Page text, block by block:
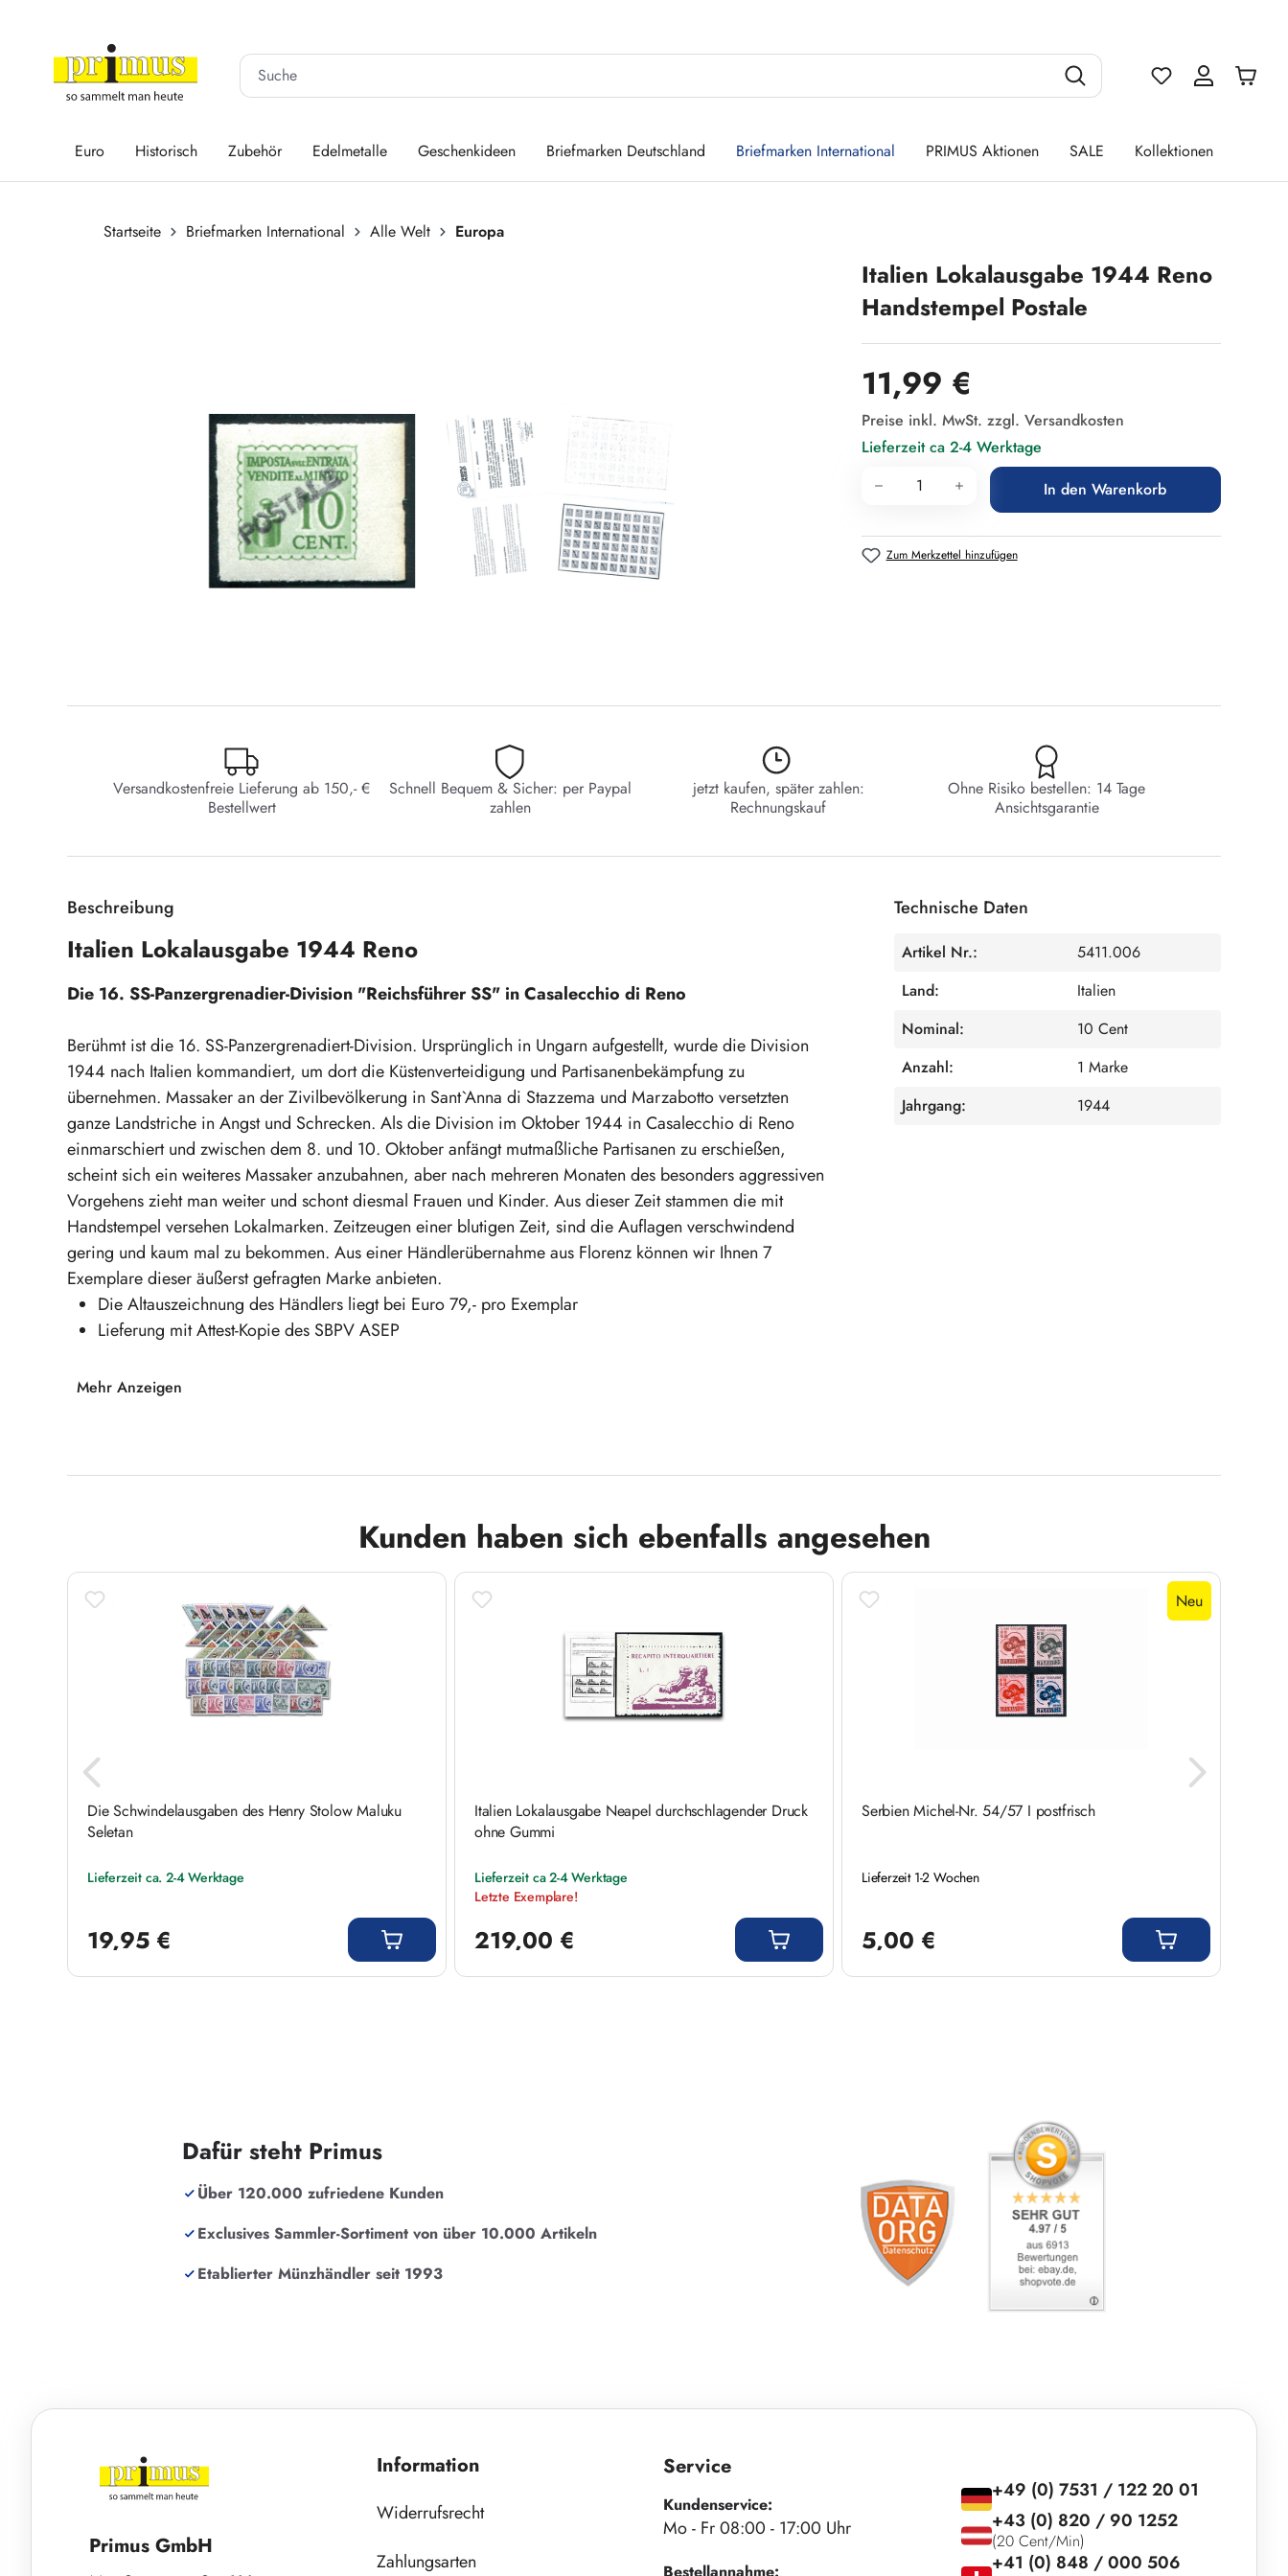
Du hast 0
Euro Historisch Zubehör Edelmetalle Geschenkideen Briefmarken Deutschland Briefmarken International PRIMUS Aktionen SALE Kollektionen
Startseite Briefmarken International Alle Welt
Europa
Italien Lokalausgabe 1944 Reno
Handstempel Postale
Regulärer Preis:
11,99 €
Preise inkl. MwSt. zzgl. Versandkosten
Lieferzeit ca 2-4 Werktage
Produkt Anzahl: Gib den gewünschten
In den Warenkorb
Zum Merkzettel hinzufügen
Versandkostenfreie Lieferung ab 150,- €
Bestellwert
Schnell Bequem & Sicher: per Paypal
zahlen
jetzt kaufen, später zahlen:
Rechnungskauf
Ohne Risiko bestellen: 14 Tage
Ansichtsgarantie
Beschreibung
Italien Lokalausgabe 1944 Reno
Die 16. SS-Panzergrenadier-Division "Reichsführer SS" in Casalecchio di Reno
Berühmt ist die 16. SS-Panzergrenadiert-Division. Ursprünglich in Ungarn aufgestellt, wurde die Division
1944 nach Italien kommandiert, um dort die Küstenverteidigung und Partisanenbekämpfung zu
übernehmen. Massaker an der Zivilbevölkerung in Sant`Anna di Stazzema und Marzabotto versetzten
ganze Landstriche in Angst und Schrecken. Als die Division im Oktober 1944 in Casalecchio di Reno
einmarschiert und zwischen dem 8. und 10. Oktober anfängt mutmaßliche Partisanen zu erschießen,
scheint sich ein weiteres Massaker anzubahnen, aber nach mehreren Monaten des besonders aggressiven
Vorgehens zieht man weiter und schont diesmal Frauen und Kinder. Aus dieser Zeit stammen die mit
Handstempel versehen Lokalmarken. Zeitzeugen einer blutigen Zeit, sind die Auflagen verschwindend
gering und kaum mal zu bekommen. Aus einer Händlerübernahme aus Florenz können wir Ihnen 7
Exemplare dieser äußerst gefragten Marke anbieten.
Die Altauszeichnung des Händlers liegt bei Euro 79,- pro Exemplar
Lieferung mit Attest-Kopie des SBPV ASEP
TOP-Seltenheit!
Technische Daten
Artikel Nr.:
5411.006
Land:
Italien
Nominal:
10 Cent
Anzahl:
1 Marke
Jahrgang:
1944
Mehr Anzeigen
Kunden haben sich ebenfalls angesehen
Die Schwindelausgaben des Henry Stolow Maluku
Seletan
Lieferzeit ca. 2-4 Werktage
19,95 €
Italien Lokalausgabe Neapel durchschlagender Druck
ohne Gummi
Lieferzeit ca 2-4 Werktage
Letzte Exemplare!
219,00 €
Neu
Serbien Michel-Nr. 54/57 I postfrisch
Lieferzeit 1-2 Wochen
5,00 €
Dafür steht Primus
Über 120.000 zufriedene Kunden
Exclusives Sammler-Sortiment von über 10.000 Artikeln
Etablierter Münzhändler seit 1993
Primus GmbH
Information
Widerrufsrecht
Zahlungsarten
Service
Kundenservice:
Mo - Fr 08:00 - 17:00 Uhr
+49 (0) 7531 / 122 20 01
+43 (0) 820 / 90 1252
(20 Cent/Min)
+41 (0) 848 / 000 506